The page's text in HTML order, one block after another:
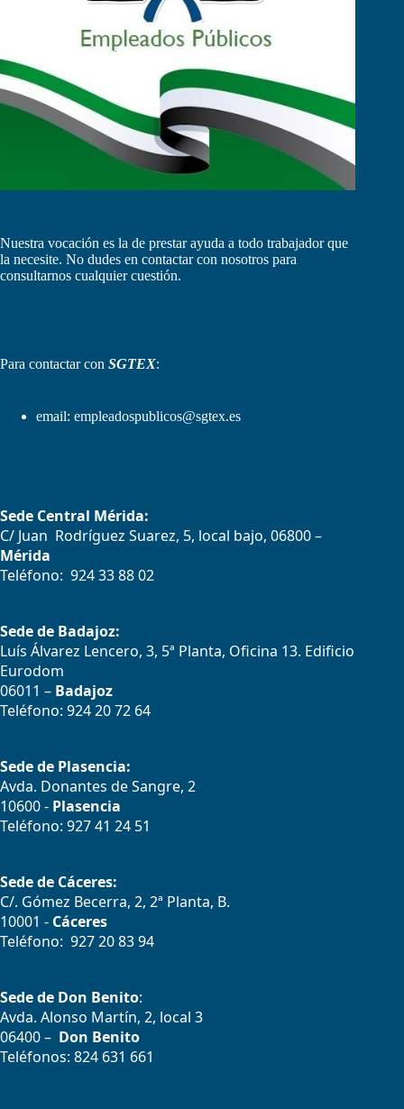
Nuestra vocación es la de prestar ayuda a todo trabajador que
la necesite. No dudes en contactar con nosotros para
consultarnos cualquier cuestión.
Para contactar con SGTEX:
email: empleadospublicos@sgtex.es
Sede Central Mérida:
C/ Juan Rodríguez Suarez, 5, local bajo, 06800 –
Mérida
Teléfono: 924 33 88 02
Sede de Badajoz:
Luís Álvarez Lencero, 3, 5ª Planta, Oficina 13. Edificio
Eurodom
06011 – Badajoz
Teléfono: 924 20 72 64
Sede de Plasencia:
Avda. Donantes de Sangre, 2
10600 - Plasencia
Teléfono: 927 41 24 51
Sede de Cáceres:
C/. Gómez Becerra, 2, 2ª Planta, B.
10001 - Cáceres
Teléfono: 927 20 83 94
Sede de Don Benito:
Avda. Alonso Martín, 2, local 3
06400 – Don Benito
Teléfonos: 824 631 661